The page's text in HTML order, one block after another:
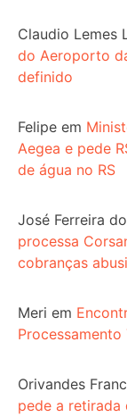
Claudio Lemes
do Aeroporto
definido
Felipe em
Aegea e pede
de água no RS
José Ferreira
processa
cobranças
Meri em
Orivandes
pede a